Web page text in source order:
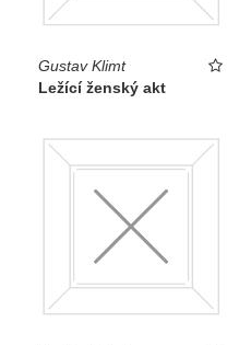
Gustav Klimt
Ležící ženský akt